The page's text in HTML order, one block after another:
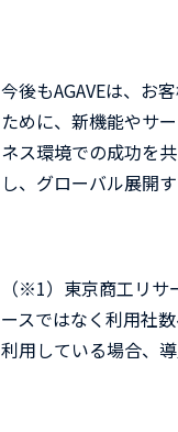
今後もAGAVEは、お
ために、新機能やサ
ネス環境での成功を
し、グローバル展開
（※1）東京商工リサ
ースではなく利用社
利用している場合、